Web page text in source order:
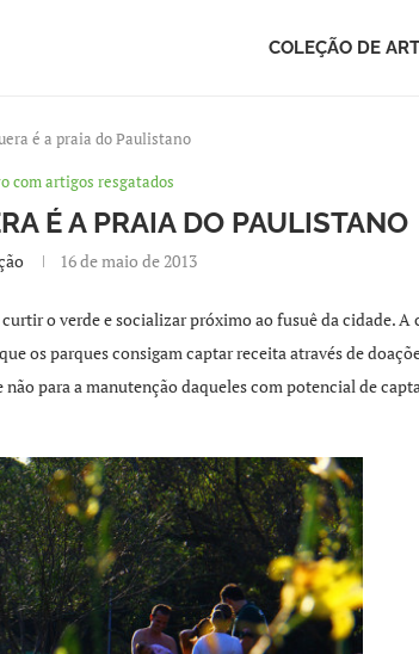
COLEÇÃO DE
é a praia do Paulistano
com artigos resgatados
É A PRAIA DO PAULISTANO
16 de maio de 2013
o verde e socializar próximo ao fusuê da cidade. A
os parques consigam captar receita através de
para a manutenção daqueles com potencial de